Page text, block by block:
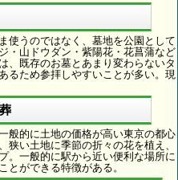
使うのではなく、墓地を公園として
・山ドウダン・紫陽花・花菖蒲など
、既存のお墓とあまり変わらないタ
るため参拝しやすいことが多い。現
般的に土地の価格が高い東京の都心
い土地に季節の折々の花を植え、
。一般的に駅から近い便利な場所に
とができる特徴がある。